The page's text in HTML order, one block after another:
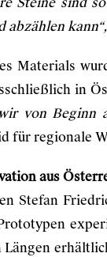
abzählen kann“,
Materials
in
von Beginn
für regionale
aus
Stefan